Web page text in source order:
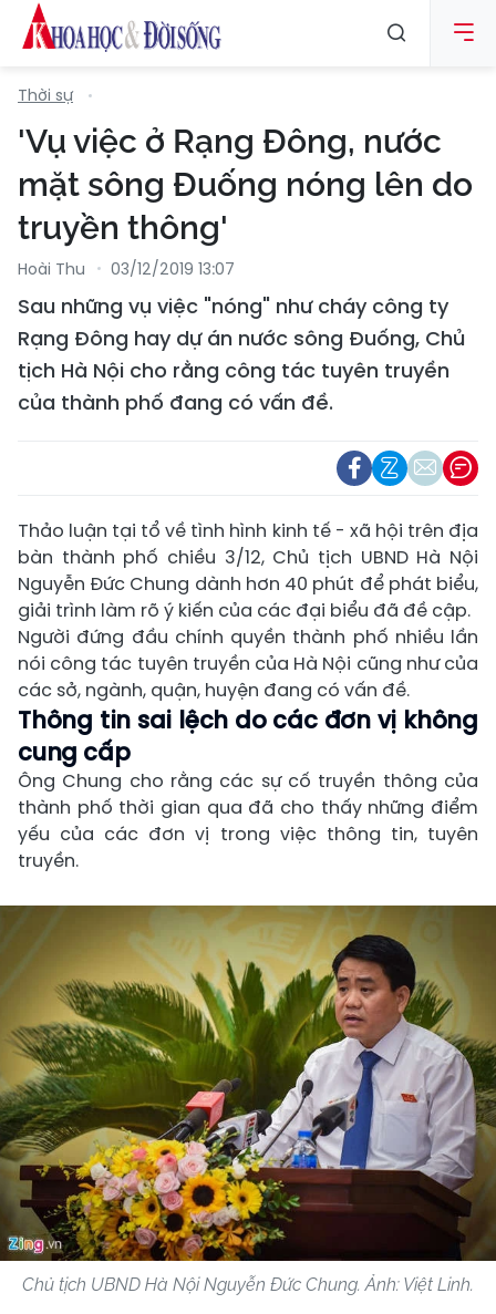
Thời sự
'Vụ việc ở Rạng Đông, nước
mặt sông Đuống nóng lên do
truyền thông'
Hoài Thu 03/12/2019 13:07
Sau những vụ việc "nóng" như cháy công ty
Rạng Đông hay dự án nước sông Đuống, Chủ
tịch Hà Nội cho rằng công tác tuyên truyền
của thành phố đang có vấn đề.
Thảo luận tại tổ về tình hình kinh tế - xã hội trên địa
bàn thành phố chiều 3/12, Chủ tịch UBND Hà Nội
Nguyễn Đức Chung dành hơn 40 phút để phát biểu,
giải trình làm rõ ý kiến của các đại biểu đã đề cập.
Người đứng đầu chính quyền thành phố nhiều lần
nói công tác tuyên truyền của Hà Nội cũng như của
các sở, ngành, quận, huyện đang có vấn đề.
Thông tin sai lệch do các đơn vị không
cung cấp
Ông Chung cho rằng các sự cố truyền thông của
thành phố thời gian qua đã cho thấy những điểm
yếu của các đơn vị trong việc thông tin, tuyên
truyền.
Chủ tịch UBND Hà Nội Nguyễn Đức Chung. Ảnh: Việt Linh.